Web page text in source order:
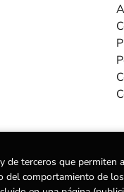
de terceros que permiten
del comportamiento de